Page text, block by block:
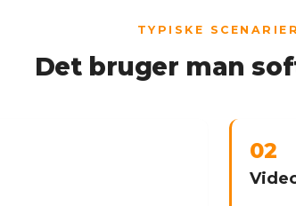
TYPISKE SCENARIER
Det bruger man
02